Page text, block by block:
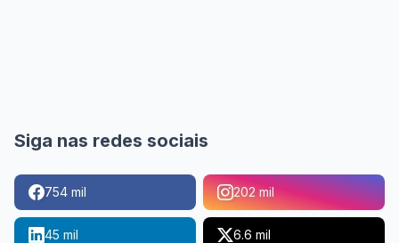
Siga nas redes sociais
754 mil 202 mil
45 mil 6.6 mil